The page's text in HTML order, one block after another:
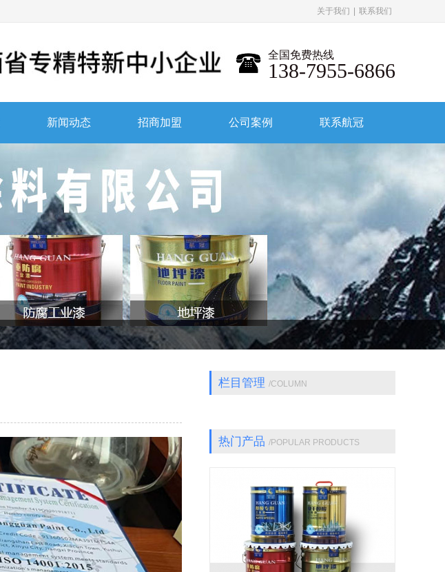
关于我们 联系我们
全国免费热线
138-7955-6866
新闻动态 招商加盟 公司案例 联系航冠
栏目管理 /COLUMN
热门产品 /POPULAR PRODUCTS